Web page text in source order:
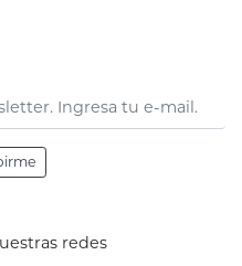
redes